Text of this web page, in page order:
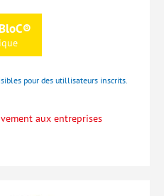
pour des utillisateurs inscrits.
aux entreprises